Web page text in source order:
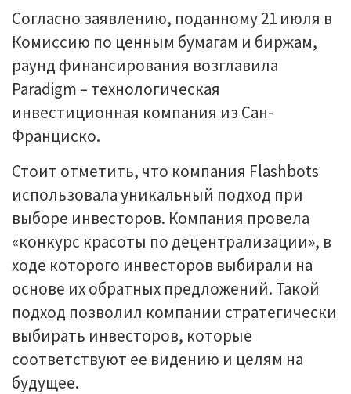
Согласно заявлению, поданному 21 июля в
Комиссию по ценным бумагам и биржам,
раунд финансирования возглавила
Paradigm – технологическая
инвестиционная компания из Сан-
Франциско.
Стоит отметить, что компания Flashbots
использовала уникальный подход при
выборе инвесторов. Компания провела
«конкурс красоты по децентрализации», в
ходе которого инвесторов выбирали на
основе их обратных предложений. Такой
подход позволил компании стратегически
выбирать инвесторов, которые
соответствуют ее видению и целям на
будущее.